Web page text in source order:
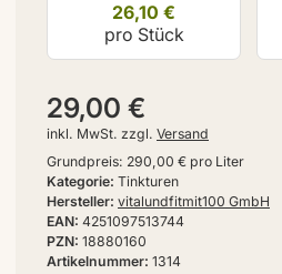
Hersteller vitalundfitmit100 GmbH
Artikelnummer 1314
PZN 18880160
EAN 4251097513744
Kategorie Tinkturen
29,00 €
inkl. MwSt. zzgl. Versand
Grundpreis: 290,00 € pro Liter
26,10 €
pro Stück